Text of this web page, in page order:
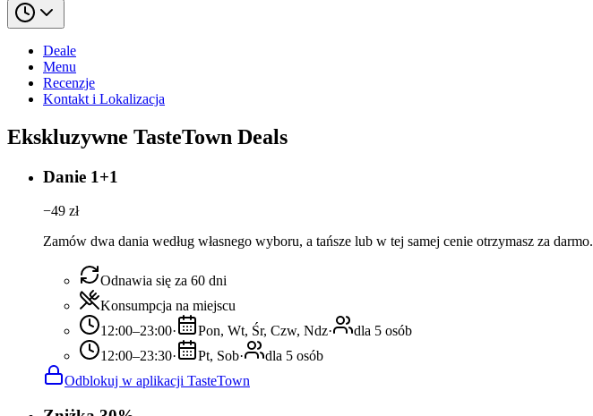
Deale
Menu
Recenzje
Kontakt i Lokalizacja
Ekskluzywne TasteTown Deals
Danie 1+1
−49 zł
Zamów dwa dania według własnego wyboru, a tańsze lub w tej samej cenie otrzymasz za darmo.
Odnawia się za 60 dni
Konsumpcja na miejscu
12:00–23:00· Pon, Wt, Śr, Czw, Ndz·
dla 5 osób
12:00–23:30· Pt, Sob·
dla 5 osób
Odblokuj w aplikacji TasteTown